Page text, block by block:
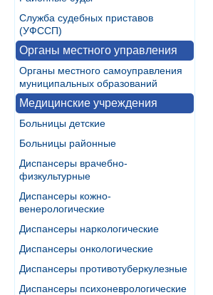
Служба судебных приставов
(УФССП)
Органы местного управления
Органы местного самоуправления
муниципальных образований
Медицинские учреждения
Больницы детские
Больницы районные
Диспансеры врачебно-
физкультурные
Диспансеры кожно-
венерологические
Диспансеры наркологические
Диспансеры онкологические
Диспансеры противотуберкулезные
Диспансеры психоневрологические